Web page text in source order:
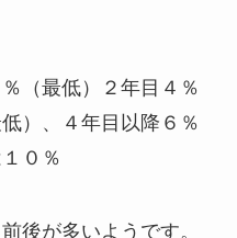
（最低）２年目４％
）、４年目以降６％
０％
後が多いようです。